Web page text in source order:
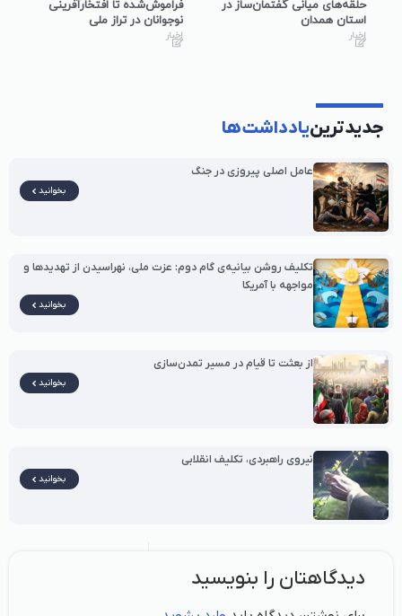
میانی گفتمان‌ساز در
همدان
فراموش‌شده تا افتخارآفرینی
نوجوانان در تراز ملی
جدیدترینیادداشت‌ها
عامل اصلی پیروزی در جنگ
بخوانید
تکلیف روشن بیانیه‌ی گام دوم: عزت ملی، نهراسیدن از تهدیدها و
مواجهه با آمریکا
بخوانید
از بعثت تا قیام در مسیر تمدن‌سازی
بخوانید
نیروی راهبردی، تکلیف انقلابی
بخوانید
دیدگاهتان را بنویسید